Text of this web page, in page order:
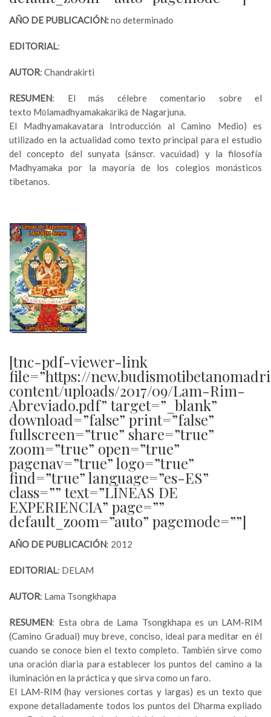
AÑO DE PUBLICACIÓN:no determinado
EDITORIAL:
AUTOR: Chandrakirti
RESUMEN: El más célebre comentario sobre el
texto Mūlamadhyamakakārikā de Nagarjuna.
El Madhyamakavatara Introducción al Camino Medio) es
utilizado en la actualidad como texto principal para el estudio
del concepto del sunyata (sánscr. vacuidad) y la filosofía
Madhyamaka por la mayoría de los colegios monásticos
tibetanos.
[tnc-pdf-viewer-link
file=”https://
content/uploads/2017/09/Lam-Rim-
Abreviado.pdf” target=”_blank”
download=”false” print=”false”
fullscreen=”true” share=”true”
zoom=”true” open=”true”
pagenav=”true” logo=”true”
find=”true” language=”es-ES”
class=”” text=”LÍNEAS DE
EXPERIENCIA” page=””
default_zoom=”auto” pagemode=””]
AÑO DE PUBLICACIÓN: 2012
EDITORIAL: DELAM
AUTOR: Lama Tsongkhapa
RESUMEN: Esta obra de Lama Tsongkhapa es un LAM-RIM
(Camino Gradual) muy breve, conciso, ideal para meditar en él
cuando se conoce bien el texto completo. También sirve como
una oración diaria para establecer los puntos del camino a la
iluminación en la práctica y que sirva como un faro.
El LAM-RIM (hay versiones cortas y largas) es un texto que
expone detalladamente todos los puntos del Dharma expliado